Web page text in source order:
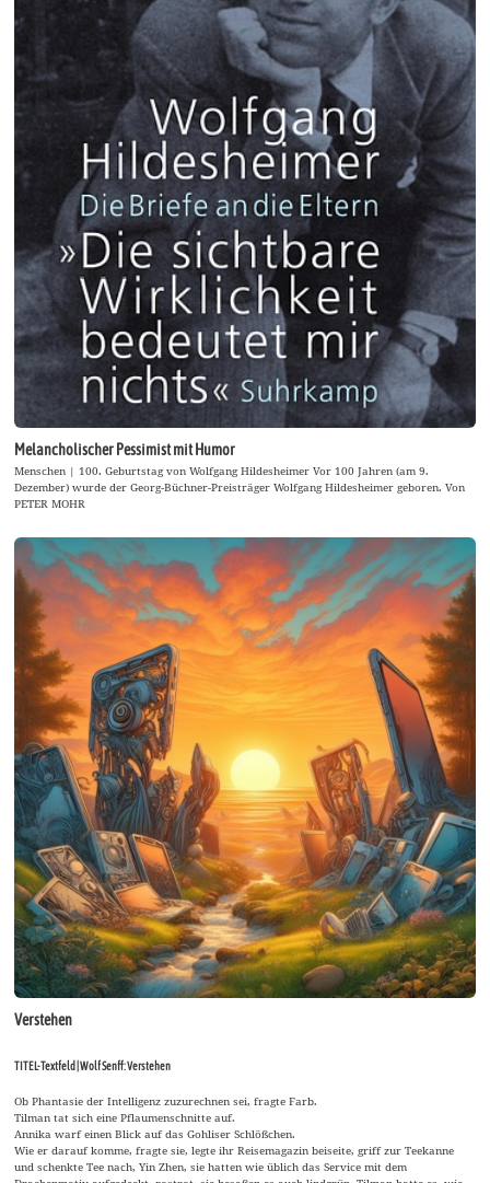
Melancholischer Pessimist mit Humor
Menschen | 100. Geburtstag von Wolfgang Hildesheimer Vor 100 Jahren (am 9.
Dezember) wurde der Georg-Büchner-Preisträger Wolfgang Hildesheimer geboren. Von
PETER MOHR
Verstehen
TITEL-Textfeld | Wolf Senff: Verstehen
Ob Phantasie der Intelligenz zuzurechnen sei, fragte Farb.
Tilman tat sich eine Pflaumenschnitte auf.
Annika warf einen Blick auf das Gohliser Schlößchen.
Wie er darauf komme, fragte sie, legte ihr Reisemagazin beiseite, griff zur Teekanne
und schenkte Tee nach, Yin Zhen, sie hatten wie üblich das Service mit dem